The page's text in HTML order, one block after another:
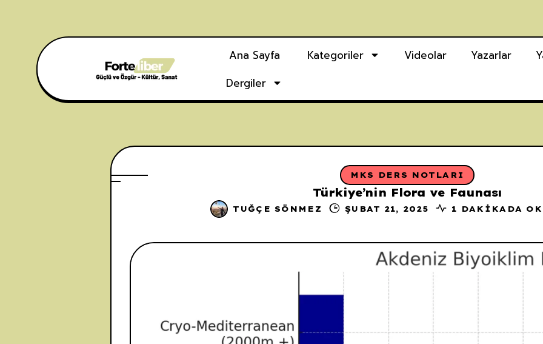
Ana Sayfa Kategoriler Videolar Yazarlar
Dergiler
MKS DERS NOTLARI
Türkiye’nin Flora ve Faunası
TUĞÇE SÖNMEZ ŞUBAT 21, 2025 1 DAKIKADA